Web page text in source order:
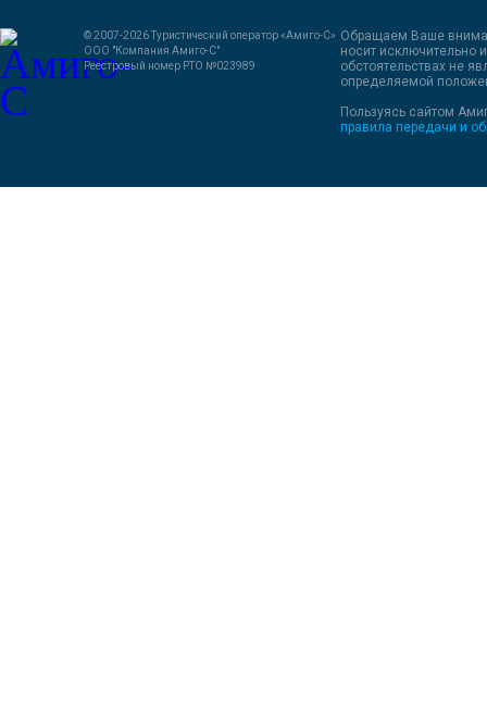
© 2007-2026 Туристический оператор «Амиго-С»
ООО "Компания Амиго-С"
Реестровый номер РТО №023989
Обращаем Ваше
носит исключительно
обстоятельствах не
определяемой
Пользуясь сайтом
правила передачи и